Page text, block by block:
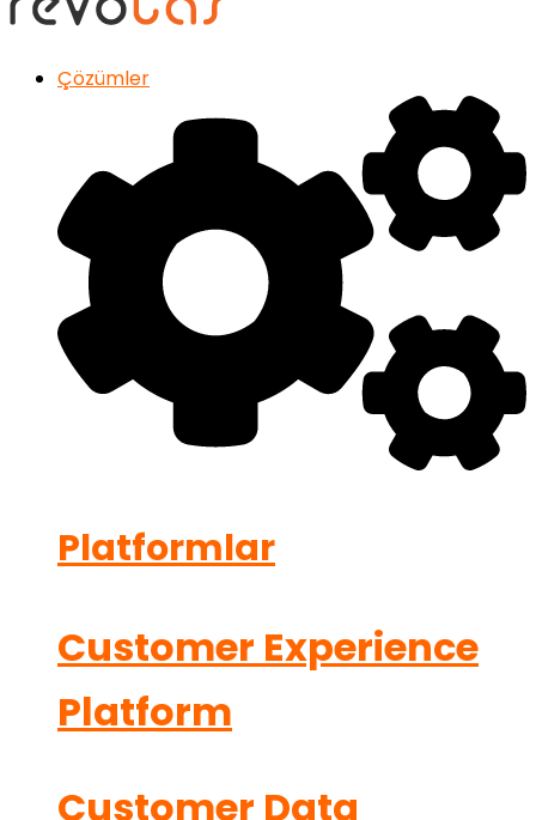
Çözümler
Platformlar
Customer Experience
Platform
Customer Data